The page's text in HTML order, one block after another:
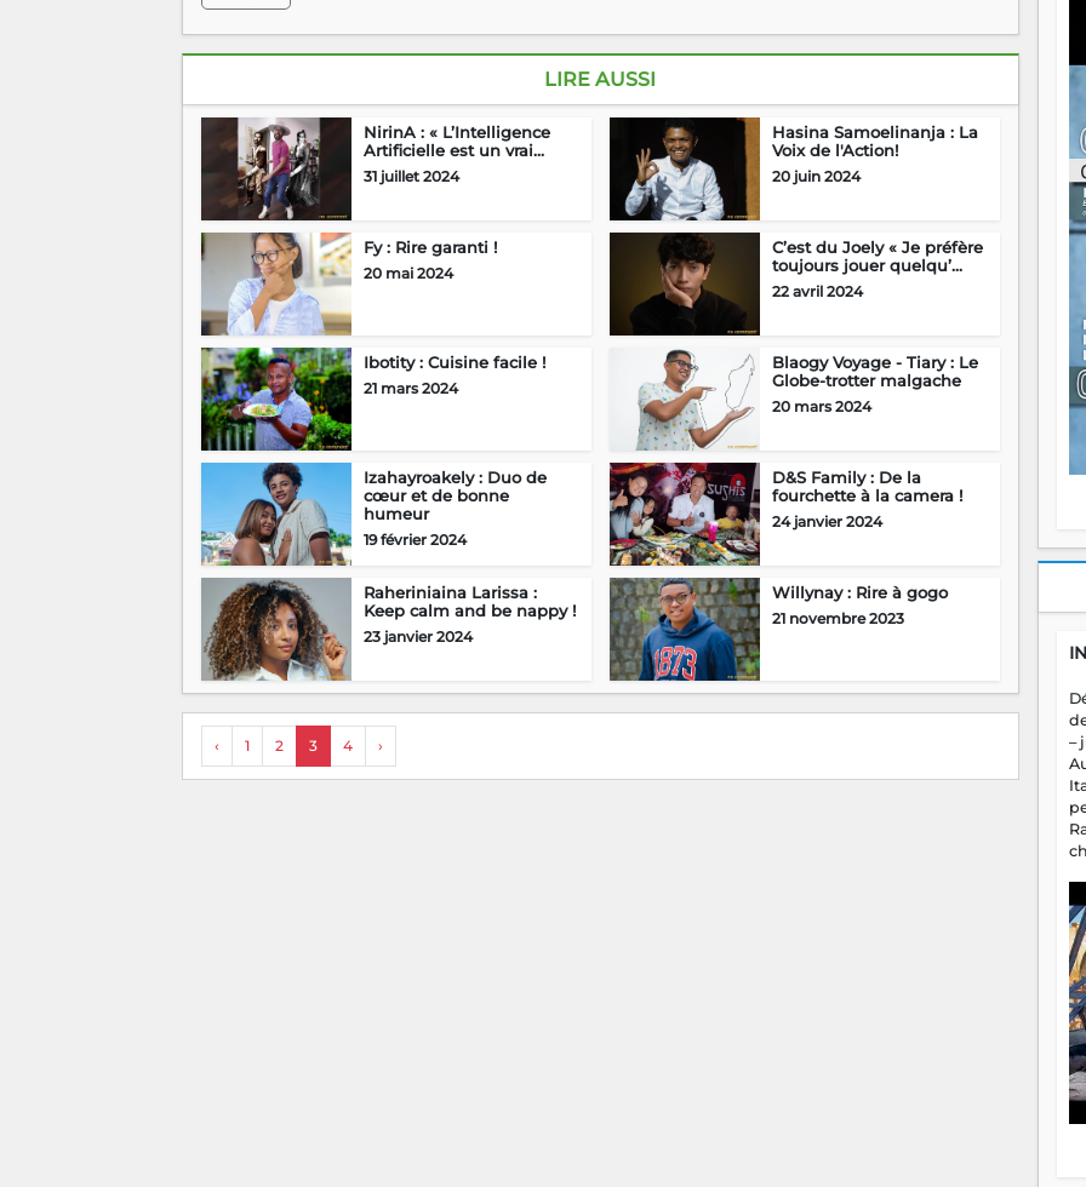
LIRE AUSSI
NirinA : « L’Intelligence
Artificielle est un vrai...
31 juillet 2024
Hasina Samoelinanja : La
Voix de l'Action!
20 juin 2024
Fy : Rire garanti !
20 mai 2024
C’est du Joely « Je préfère
toujours jouer quelqu’...
22 avril 2024
Ibotity : Cuisine facile !
21 mars 2024
Blaogy Voyage - Tiary : Le
Globe-trotter malgache
20 mars 2024
Izahayroakely : Duo de
cœur et de bonne
humeur
19 février 2024
D&S Family : De la
fourchette à la camera !
24 janvier 2024
Raheriniaina Larissa :
Keep calm and be nappy !
23 janvier 2024
Willynay : Rire à gogo
21 novembre 2023
‹ 1 2 3 4 ›
–